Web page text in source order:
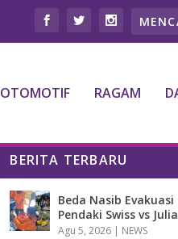
OTOMOTIF RAGAM
BERITA TERBARU
Beda Nasib Evakuasi
Pendaki Swiss vs
Agu 5, 2026 | NEWS